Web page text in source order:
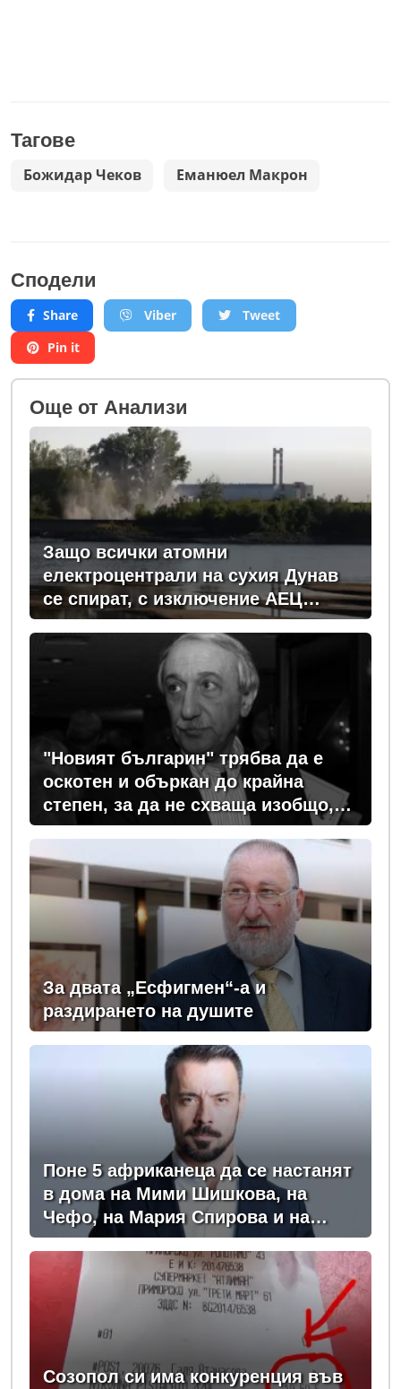
Тагове
Божидар Чеков Еманюел Макрон
Сподели
Share Viber
Tweet
Pin it
Oще от Анализи
Защо всички атомни
електроцентрали на сухия Дунав
се спират, с изключение АЕЦ
"Козлодуй"?
"Новият българин" трябва да е
оскотен и объркан до крайна
степен, за да не схваща изобщо,
какви хора се упражняват с него
За двата „Есфигмен“-а и
раздирането на душите
Поне 5 африканеца да се настанят
в дома на Мими Шишкова, на
Чефо, на Мария Спирова и на
Христо Комарницки
Созопол си има конкуренция във